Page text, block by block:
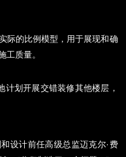
际的比例模型，用于展现和确
工质量。
计划开展交错装修其他楼层，
设计前任高级总监迈克尔· 费